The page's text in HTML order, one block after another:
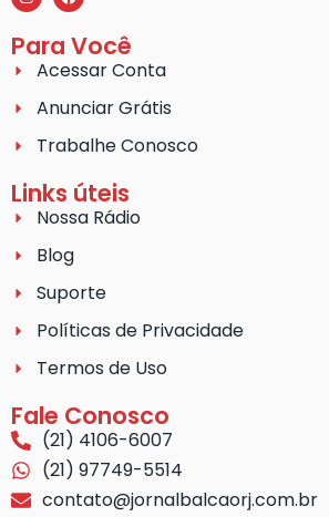
Para Você
Acessar Conta
Anunciar Grátis
Trabalhe Conosco
Links úteis
Nossa Rádio
Blog
Suporte
Políticas de Privacidade
Termos de Uso
Fale Conosco
(21) 4106-6007
(21) 97749-5514
contato@jornalbalcaorj.com.br